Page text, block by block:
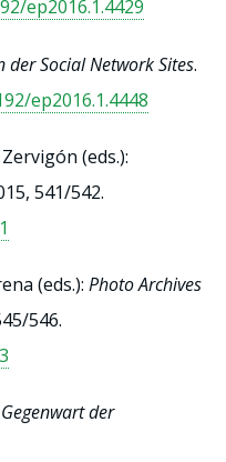
ep2016.1.4429
der Social Network Sites.
ep2016.1.4448
(eds.):
541/542.
(eds.): Photo Archives
546.
der